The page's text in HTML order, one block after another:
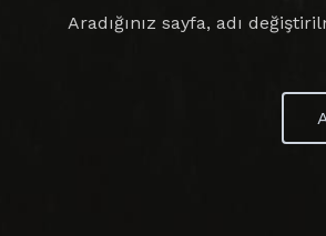
Aradığınız sayfa, adı